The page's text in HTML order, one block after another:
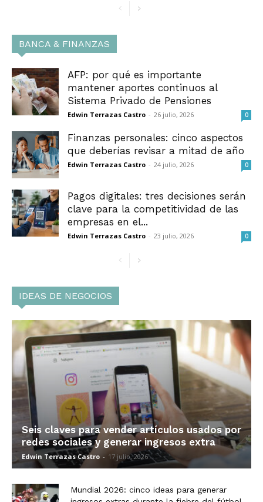
BANCA & FINANZAS
AFP: por qué es importante
mantener aportes continuos al
Sistema Privado de Pensiones
Edwin Terrazas Castro - 26 julio, 2026 0
Finanzas personales: cinco aspectos
que deberías revisar a mitad de año
Edwin Terrazas Castro - 24 julio, 2026 0
Pagos digitales: tres decisiones serán
clave para la competitividad de las
empresas en el...
Edwin Terrazas Castro - 23 julio, 2026 0
IDEAS DE NEGOCIOS
Seis claves para vender artículos usados por
redes sociales y generar ingresos extra
Edwin Terrazas Castro - 17 julio, 2026
Mundial 2026: cinco ideas para generar